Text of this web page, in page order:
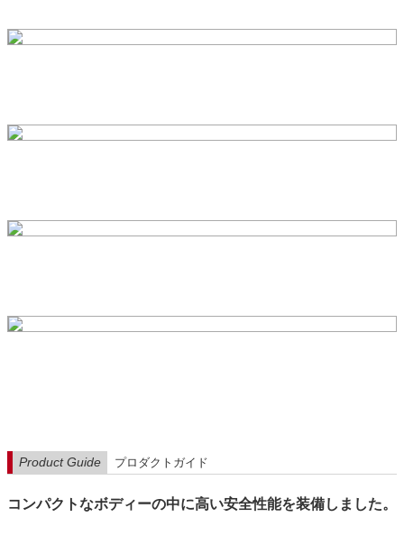
Product Guide プロダクトガイド
コンパクトなボディーの中に高い安全性能を装備しました。